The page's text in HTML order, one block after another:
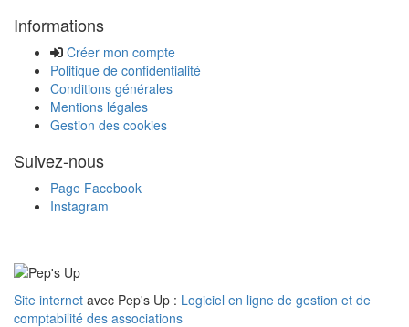
Informations
Créer mon compte
Politique de confidentialité
Conditions générales
Mentions légales
Gestion des cookies
Suivez-nous
Page Facebook
Instagram
Site internet avec Pep's Up : Logiciel en ligne de gestion et de
comptabilité des associations